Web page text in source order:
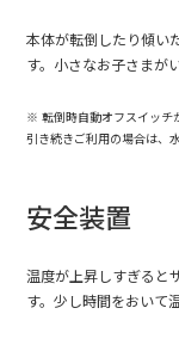
本体が転倒したり傾い
す。小さなお子さまが
転倒時自動オフスイッチ
引き続きご利用の場合は、
安全装置
温度が上昇しすぎると
す。少し時間をおいて